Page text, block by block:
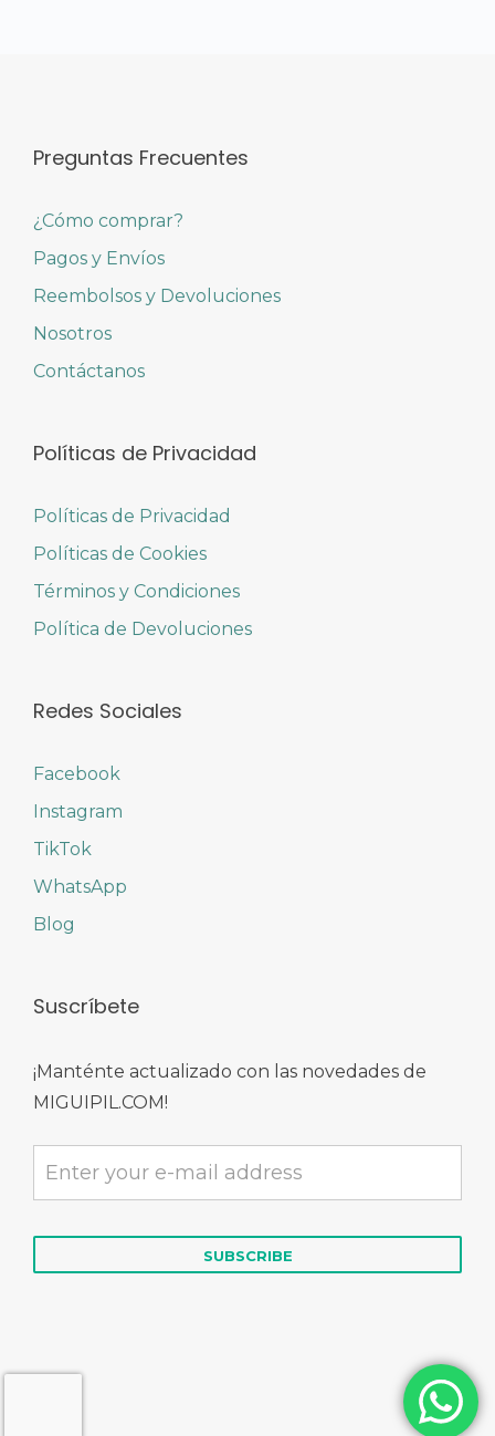
Preguntas Frecuentes
¿Cómo comprar?
Pagos y Envíos
Reembolsos y Devoluciones
Nosotros
Contáctanos
Políticas de Privacidad
Políticas de Privacidad
Políticas de Cookies
Términos y Condiciones
Política de Devoluciones
Redes Sociales
Facebook
Instagram
TikTok
WhatsApp
Blog
Suscríbete
¡Manténte actualizado con las novedades de
MIGUIPIL.COM!